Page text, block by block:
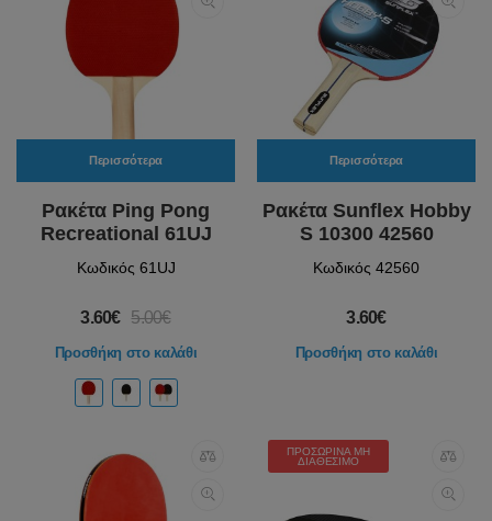
Περισσότερα
Ρακέτα Ping Pong
Recreational 61UJ
Κωδικός 61UJ
3.60€ 5.00€
Προσθήκη στο καλάθι
Περισσότερα
Ρακέτα Sunflex Hobby
S 10300 42560
Κωδικός 42560
3.60€
Προσθήκη στο καλάθι
ΠΡΟΣΩΡΙΝΆ ΜΗ
ΔΙΑΘΈΣΙΜΟ